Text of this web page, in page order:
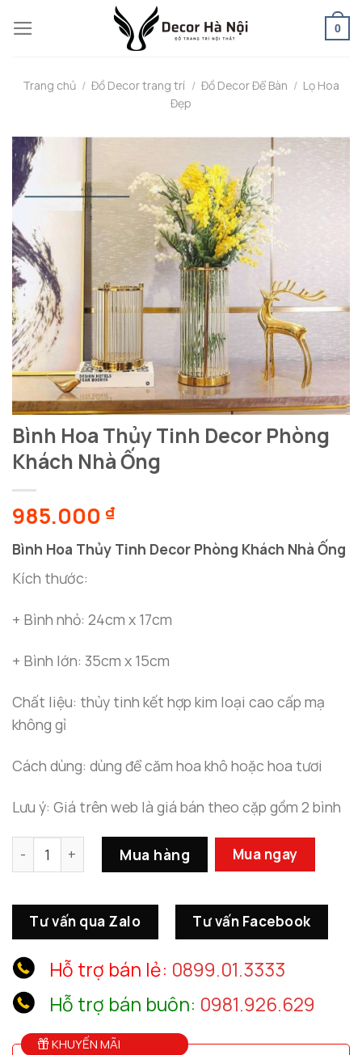
to
0
Trang chủ / Đồ Decor trang trí / Đồ Decor Để Bàn / Lọ Hoa
Đẹp
Bình Hoa Thủy Tinh Decor Phòng
Khách Nhà Ống
985.000 ₫
Bình Hoa Thủy Tinh Decor Phòng Khách Nhà Ống
Kích thước:
+ Bình nhỏ: 24cm x 17cm
+ Bình lớn: 35cm x 15cm
Chất liệu: thủy tinh kết hợp kim loại cao cấp mạ
không gỉ
Cách dùng: dùng để căm hoa khô hoặc hoa tươi
Lưu ý: Giá trên web là giá bán theo cặp gồm 2 bình
Bình Hoa Thủy Tinh Decor Phòng Khách Nhà Ống số
Mua hàng Mua ngay
Tư vấn qua Zalo Tư vấn Facebook
Hỗ trợ bán lẻ: 0899.01.3333
Hỗ trợ bán buôn: 0981.926.629
KHUYẾN MÃI